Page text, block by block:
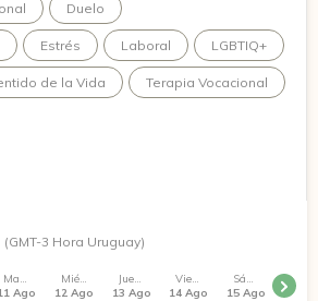
vemos en terapia
Duelo
Estrés Laboral LGBTIQ+
de la Vida Terapia Vocacional
(GMT-3 Hora Uruguay)
Martes
Ago
Miércoles
12 Ago
Jueves
13 Ago
Viernes
14 Ago
Sábado
15 Ago